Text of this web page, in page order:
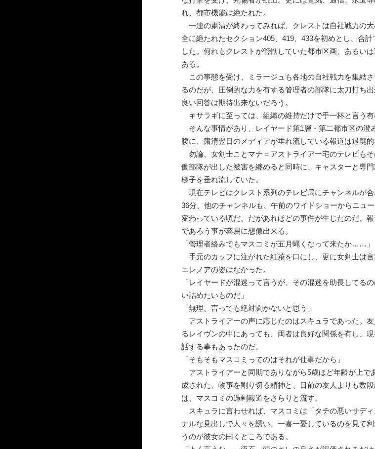
れ、都市機能は絶たれた。
一連の粛清が終わってみれば、クレストは自社戦力の
全に絶たれたセクション405、419、433を初めとし、合
した。何れもクレストが管轄していた都市区画、あるい
ある。
この事態を受け、ミラージュも各地の自社戦力を集結
るのだが、圧倒的な力を有する管理者の部隊に太刀打ち
良い回答は期待出来ないだろう。
キサラギに至っては、組織の維持だけで手一杯と言う有
そんな事情があり、レイヤード第1層・第二都市区の澄
腹に、粛清翌日のメディアが垂れ流している報道は退廃的
勿論、女剣士ことマナ＝アストライアー宅のテレビも
働部隊が出した被害を纏めると同時に、キャスターと専
様子を垂れ流していた。
現在テレビはクレスト系列のテレビ局にチャンネルが
36分、他のチャンネルも、午前のワイドショーからニュ
変わっている頃だ。だがあれほどの事件が生じたのだ、
であろう事が容易に想像出来る。
「管理者絡みでもマスコミが五月蝿くなって来たか……」
手元のカップに注がれた紅茶を口にし、更に女剣士は言
エレノアの姿はなかった。
「レイヤードが混迷って言うが、その混迷を助長してる
い詰めたいものだ」
「無理。言っても絶対聞かないと思う」
アストライアーの声に応じたのはスキュラであった。
るレイヴンの中にあっても、両者は良好な関係を有し、
話する事もあったのだ。
「そもそもマスコミってのはそれが仕事だから」
アストライアーと同期でありながら5歳ほど年齢が上で
成された、物事を割り切る精神と、目前の友人よりも数
は、マスコミの過剰報道をさらりと流す。
スキュラに言わせれば、マスコミは「タチの悪いサデ
ナルな見出しで人々を誘い、一喜一憂しているのを見て
うのが彼女の曰くところである。